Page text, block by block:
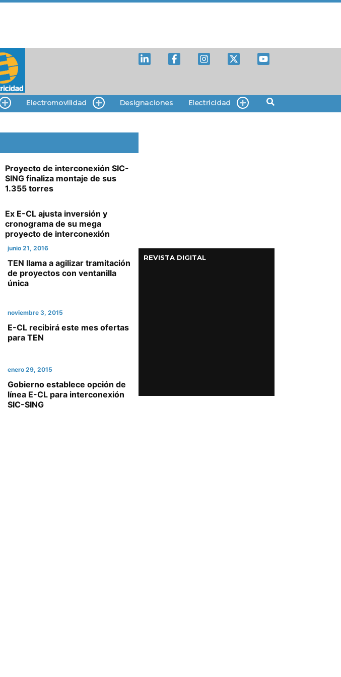
Electromovilidad Designaciones Electricidad
Proyecto de interconexión SIC-
SING finaliza montaje de sus
1.355 torres
Ex E-CL ajusta inversión y
cronograma de su mega
proyecto de interconexión
junio 21, 2016
TEN llama a agilizar tramitación
de proyectos con ventanilla
única
noviembre 3, 2015
E-CL recibirá este mes ofertas
para TEN
enero 29, 2015
Gobierno establece opción de
línea E-CL para interconexión
SIC-SING
REVISTA DIGITAL